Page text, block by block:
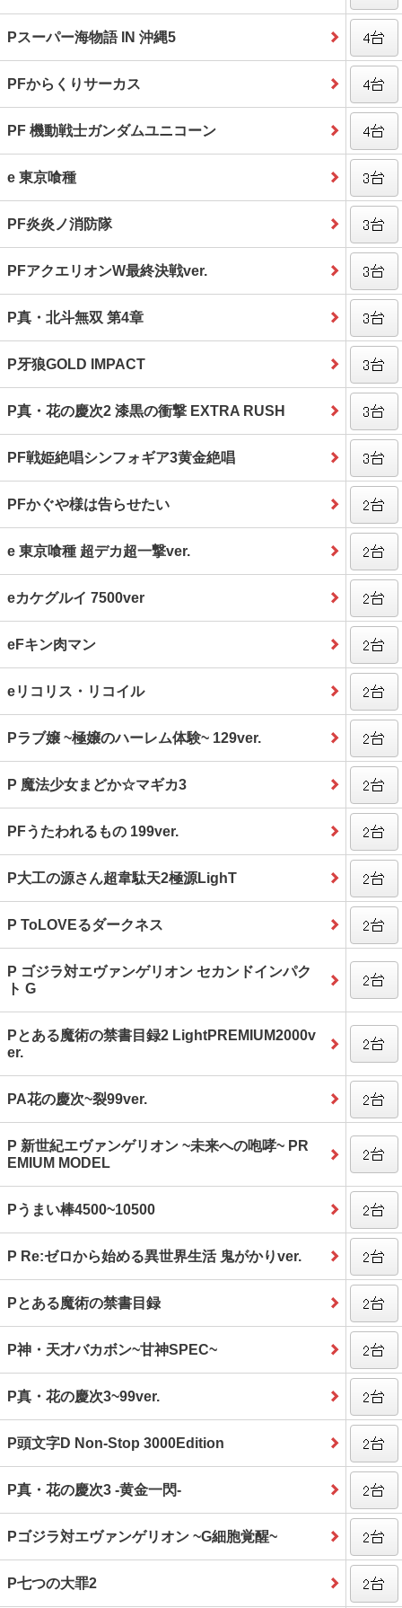
Pスーパー海物語 IN 沖縄5
PFからくりサーカス
PF 機動戦士ガンダムユニコーン
e 東京喰種
PF炎炎ノ消防隊
PFアクエリオンW最終決戦ver.
P真・北斗無双 第4章
P牙狼GOLD IMPACT
P真・花の慶次2 漆黒の衝撃 EXTRA RUSH
PF戦姫絶唱シンフォギア3黄金絶唱
PFかぐや様は告らせたい
e 東京喰種 超デカ超一撃ver.
eカケグルイ 7500ver
eFキン肉マン
eリコリス・リコイル
Pラブ嬢 ~極嬢のハーレム体験~ 129ver.
P 魔法少女まどか☆マギカ3
PFうたわれるもの 199ver.
P大工の源さん超韋駄天2極源LighT
P ToLOVEるダークネス
P ゴジラ対エヴァンゲリオン セカンドインパク
ト G
Pとある魔術の禁書目録2 LightPREMIUM2000v
er.
PA花の慶次~裂99ver.
P 新世紀エヴァンゲリオン ~未来への咆哮~ PR
EMIUM MODEL
Pうまい棒4500~10500
P Re:ゼロから始める異世界生活 鬼がかりver.
Pとある魔術の禁書目録
P神・天才バカボン~甘神SPEC~
P真・花の慶次3~99ver.
P頭文字D Non‐Stop 3000Edition
P真・花の慶次3 ‐黄金一閃‐
Pゴジラ対エヴァンゲリオン ~G細胞覚醒~
P七つの大罪2